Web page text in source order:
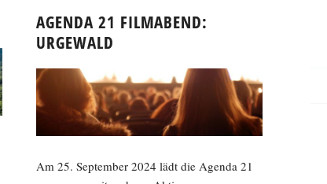
AGENDA 21 FILMABEND:
URGEWALD
Am 25. September 2024 lädt die Agenda 21